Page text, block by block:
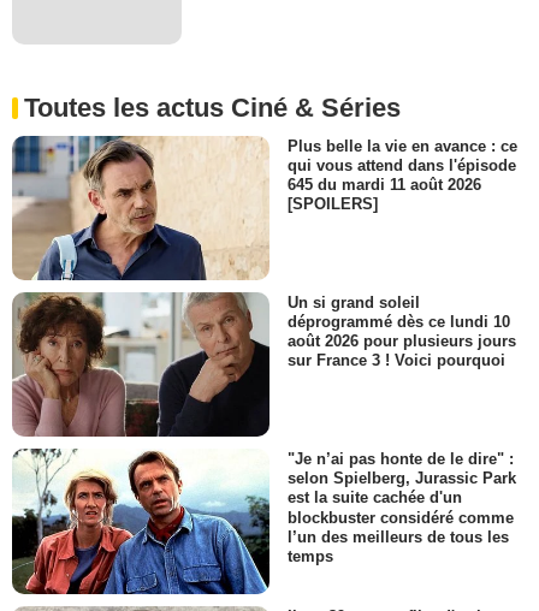
Toutes les actus Ciné & Séries
Plus belle la vie en avance : ce
qui vous attend dans l'épisode
645 du mardi 11 août 2026
[SPOILERS]
Un si grand soleil
déprogrammé dès ce lundi 10
août 2026 pour plusieurs jours
sur France 3 ! Voici pourquoi
"Je n’ai pas honte de le dire" :
selon Spielberg, Jurassic Park
est la suite cachée d'un
blockbuster considéré comme
l’un des meilleurs de tous les
temps